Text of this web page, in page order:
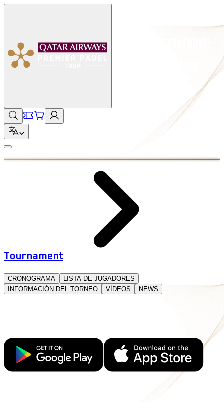
Tournament
CRONOGRAMA
LISTA DE JUGADORES
INFORMACIÓN DEL TORNEO
VÍDEOS NEWS